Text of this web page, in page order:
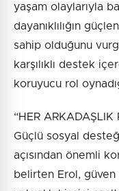
yaşam olaylarıyla
dayanıklılığın
sahip olduğunu
karşılıklı destek
koruyucu rol
“HER ARKADAŞLIK
Güçlü sosyal
açısından önemli
belirten Erol, güven